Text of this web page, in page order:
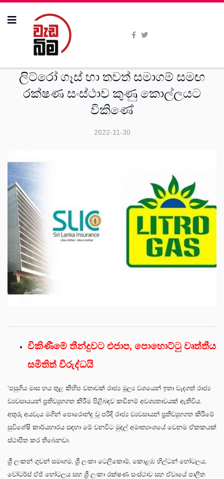
ලිට්රෝ ගෑස් හා තවත් සමාගම් සමඟ
රක්ෂණ සංස්ථාව කුණු කොල්ලයට
විකිණේ
2022-11-30
විකිණීමේ තීන්දුවට එජාප, පොහොට්ටු වෘත්තීය
සමිතිත් විරුද්ධයි
’පසුගිය මාස හය තුළ කිහිප වතාවක් රාජ්‍ය මූල්‍ය වශයෙන් ඉතා වැදගත් රාජ්‍ය
ව්‍යවසායයන් ප්‍රතිව්‍යුහගත කිරීම පිළිබඳව කඩිනම් අවශ්‍යතාවයක් ඇතිවිය.
අතුරු අයවැය මගින් පොරොන්දු වූ පරිදි රාජ්‍ය ව්‍යවසායන් ප්‍රතිව්‍යුහගත කිරීමේ
සුවිශේෂි කාර්යභාරය සඳහා මේ වනවිට මුදල් අමාත්‍යාංශයේ වෙනම ඒකකයක්
ස්ථාපිත කර තිබෙනවා.
ශ්‍රී ලංකන් ගුවන් සමාගම, ශ්‍රී ලංකා ටෙලිකොම්, කොළඹ හිල්ටන් හෝටලය,
වෝටර්ස් ඒජ් හෝටලය සහ ශ්‍රී ලංකා රක්ෂණ සංස්ථාව සහ ඒවායේ පාලිත